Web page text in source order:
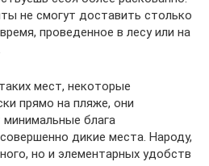
не смогут доставить столько
проведенное в лесу или на
мест, некоторые
прямо на пляже, они
блага
дикие места. Народу,
но и элементарных удобств